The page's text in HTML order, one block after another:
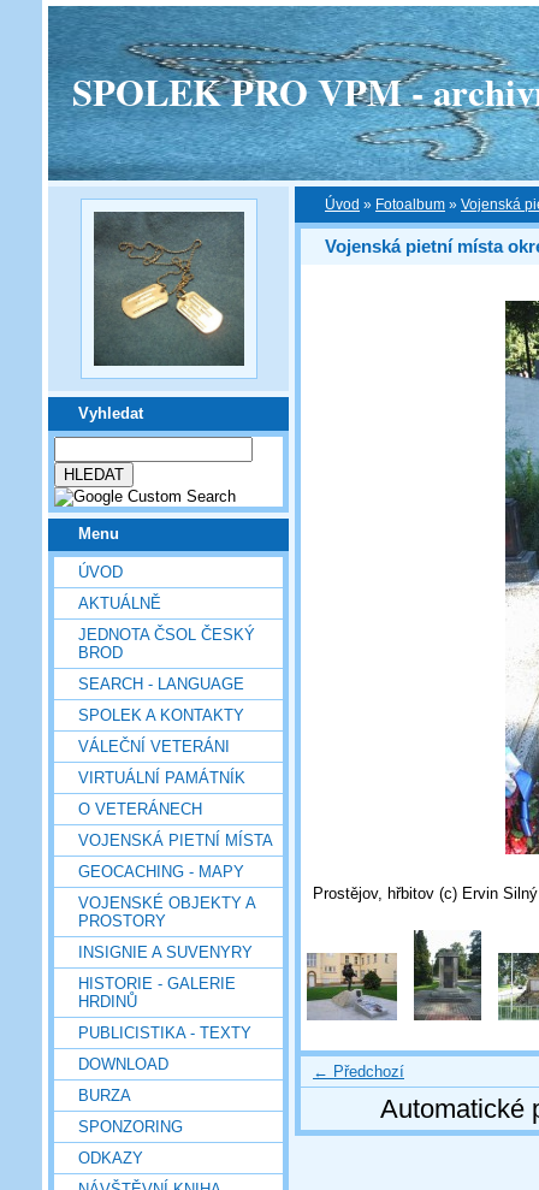
SPOLEK PRO VPM -
Vyhledat
Menu
ÚVOD
AKTUÁLNĚ
JEDNOTA ČSOL ČESKÝ
BROD
SEARCH - LANGUAGE
SPOLEK A KONTAKTY
VÁLEČNÍ VETERÁNI
VIRTUÁLNÍ PAMÁTNÍK
O VETERÁNECH
VOJENSKÁ PIETNÍ MÍSTA
GEOCACHING - MAPY
VOJENSKÉ OBJEKTY A
PROSTORY
INSIGNIE A SUVENYRY
HISTORIE - GALERIE
HRDINŮ
PUBLICISTIKA - TEXTY
DOWNLOAD
BURZA
SPONZORING
ODKAZY
Úvod » Fotoalbum » Vojenská
Vojenská pietní místa
Prostějov, hřbitov (c) Ervin
← Předchozí
Automatické